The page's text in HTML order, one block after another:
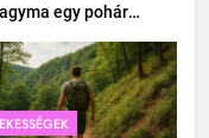
egy pohár